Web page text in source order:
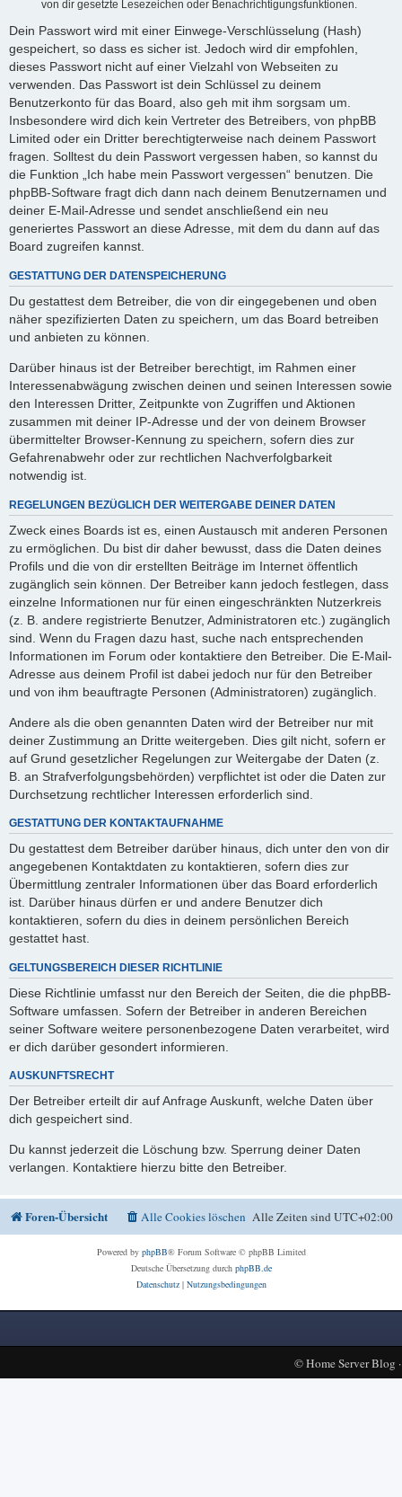
von dir gesetzte Lesezeichen oder Benachrichtigungsfunktionen.
Dein Passwort wird mit einer Einwege-Verschlüsselung (Hash)
gespeichert, so dass es sicher ist. Jedoch wird dir empfohlen,
dieses Passwort nicht auf einer Vielzahl von Webseiten zu
verwenden. Das Passwort ist dein Schlüssel zu deinem
Benutzerkonto für das Board, also geh mit ihm sorgsam um.
Insbesondere wird dich kein Vertreter des Betreibers, von phpBB
Limited oder ein Dritter berechtigterweise nach deinem Passwort
fragen. Solltest du dein Passwort vergessen haben, so kannst du
die Funktion „Ich habe mein Passwort vergessen“ benutzen. Die
phpBB-Software fragt dich dann nach deinem Benutzernamen und
deiner E-Mail-Adresse und sendet anschließend ein neu
generiertes Passwort an diese Adresse, mit dem du dann auf das
Board zugreifen kannst.
GESTATTUNG DER DATENSPEICHERUNG
Du gestattest dem Betreiber, die von dir eingegebenen und oben
näher spezifizierten Daten zu speichern, um das Board betreiben
und anbieten zu können.
Darüber hinaus ist der Betreiber berechtigt, im Rahmen einer
Interessenabwägung zwischen deinen und seinen Interessen sowie
den Interessen Dritter, Zeitpunkte von Zugriffen und Aktionen
zusammen mit deiner IP-Adresse und der von deinem Browser
übermittelter Browser-Kennung zu speichern, sofern dies zur
Gefahrenabwehr oder zur rechtlichen Nachverfolgbarkeit
notwendig ist.
REGELUNGEN BEZÜGLICH DER WEITERGABE DEINER DATEN
Zweck eines Boards ist es, einen Austausch mit anderen Personen
zu ermöglichen. Du bist dir daher bewusst, dass die Daten deines
Profils und die von dir erstellten Beiträge im Internet öffentlich
zugänglich sein können. Der Betreiber kann jedoch festlegen, dass
einzelne Informationen nur für einen eingeschränkten Nutzerkreis
(z. B. andere registrierte Benutzer, Administratoren etc.) zugänglich
sind. Wenn du Fragen dazu hast, suche nach entsprechenden
Informationen im Forum oder kontaktiere den Betreiber. Die E-Mail-
Adresse aus deinem Profil ist dabei jedoch nur für den Betreiber
und von ihm beauftragte Personen (Administratoren) zugänglich.
Andere als die oben genannten Daten wird der Betreiber nur mit
deiner Zustimmung an Dritte weitergeben. Dies gilt nicht, sofern er
auf Grund gesetzlicher Regelungen zur Weitergabe der Daten (z.
B. an Strafverfolgungsbehörden) verpflichtet ist oder die Daten zur
Durchsetzung rechtlicher Interessen erforderlich sind.
GESTATTUNG DER KONTAKTAUFNAHME
Du gestattest dem Betreiber darüber hinaus, dich unter den von dir
angegebenen Kontaktdaten zu kontaktieren, sofern dies zur
Übermittlung zentraler Informationen über das Board erforderlich
ist. Darüber hinaus dürfen er und andere Benutzer dich
kontaktieren, sofern du dies in deinem persönlichen Bereich
gestattet hast.
GELTUNGSBEREICH DIESER RICHTLINIE
Diese Richtlinie umfasst nur den Bereich der Seiten, die die phpBB-
Software umfassen. Sofern der Betreiber in anderen Bereichen
seiner Software weitere personenbezogene Daten verarbeitet, wird
er dich darüber gesondert informieren.
AUSKUNFTSRECHT
Der Betreiber erteilt dir auf Anfrage Auskunft, welche Daten über
dich gespeichert sind.
Du kannst jederzeit die Löschung bzw. Sperrung deiner Daten
verlangen. Kontaktiere hierzu bitte den Betreiber.
Foren-Übersicht Alle Zeiten sindUTC+02:00
Alle Cookies löschen
Powered by phpBB® Forum Software © phpBB Limited
Deutsche Übersetzung durch phpBB.de
Datenschutz| Nutzungsbedingungen
©Home Server Blog